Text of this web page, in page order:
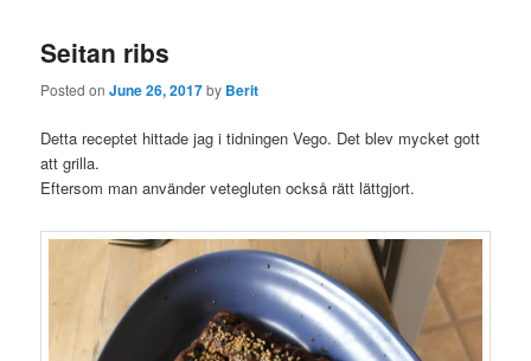
Seitan ribs
Posted onJune 26, 2017by Berit
Detta receptet hittade jag i tidningen Vego. Det blev mycket gott
att grilla.
Eftersom man använder vetegluten också rätt lättgjort.